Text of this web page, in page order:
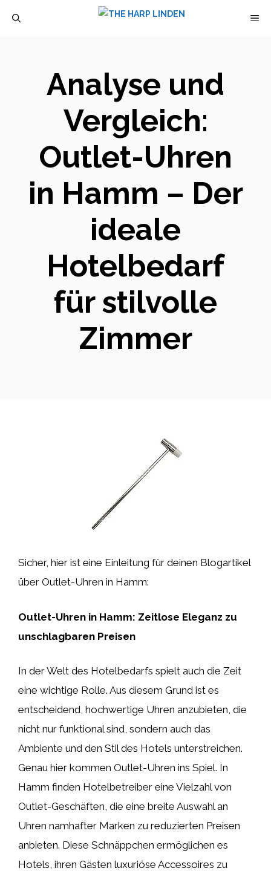
Analyse und
Vergleich:
Outlet-Uhren
in Hamm – Der
ideale
Hotelbedarf
für stilvolle
Zimmer
Sicher, hier ist eine Einleitung für deinen Blogartikel
über Outlet-Uhren in Hamm:
Outlet-Uhren in Hamm: Zeitlose Eleganz zu
unschlagbaren Preisen
In der Welt des Hotelbedarfs spielt auch die Zeit
eine wichtige Rolle. Aus diesem Grund ist es
entscheidend, hochwertige Uhren anzubieten, die
nicht nur funktional sind, sondern auch das
Ambiente und den Stil des Hotels unterstreichen.
Genau hier kommen Outlet-Uhren ins Spiel. In
Hamm finden Hotelbetreiber eine Vielzahl von
Outlet-Geschäften, die eine breite Auswahl an
Uhren namhafter Marken zu reduzierten Preisen
anbieten. Diese Schnäppchen ermöglichen es
Hotels, ihren Gästen luxuriöse Accessoires zu